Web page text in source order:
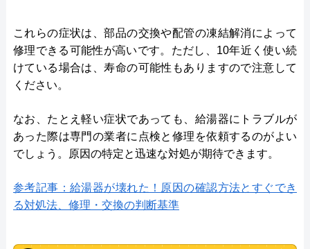
これらの症状は、部品の交換や配管の凍結解消によって
修理できる可能性が高いです。ただし、10年近く使い続
けている場合は、寿命の可能性もありますので注意して
ください。
なお、たとえ軽い症状であっても、給湯器にトラブルが
あった際は専門の業者に点検と修理を依頼するのがよい
でしょう。原因の特定と迅速な対処が期待できます。
参考記事：給湯器が壊れた！原因の確認方法とすぐでき
る対処法、修理・交換の判断基準